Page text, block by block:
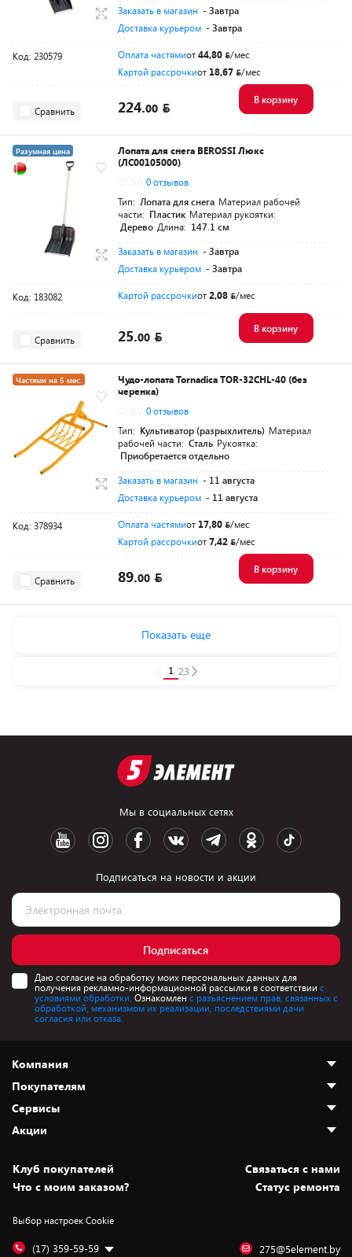
Заказать в магазин - Завтра
Доставка курьером - Завтра
Код: 230579 Оплата частямиот44,80
/мес
Картой рассрочкиот 18,67 /мес
Сравнить 224.00
В корзину
Разумная цена
Лопата для снега BEROSSI Люкс
(ЛС00105000)
0 отзывов
Тип: Лопата для снега Материал рабочей
части: Пластик Материал рукоятки:
Дерево Длина: 147.1 см
Заказать в магазин - Завтра
Доставка курьером - Завтра
Код: 183082 Картой рассрочкиот2,08 /мес
Сравнить 25.00
В корзину
Частями на 5 мес.
Чудо-лопата Tornadica TOR-32CHL-40 (без
черенка)
0 отзывов
Тип: Культиватор (разрыхлитель) Материал
рабочей части: Сталь Рукоятка:
Приобретается отдельно
Заказать в магазин - 11 августа
Доставка курьером - 11 августа
Код: 378934 Оплата частямиот 17,80
/мес
Картой рассрочкиот7,42 /мес
Сравнить 89.00
В корзину
Показать еще
1 23
Мы в социальных сетях
Подписаться на новости и акции
Подписаться
Даю согласие на обработку моих персональных данных для
получения рекламно-информационной рассылки в соответствии с
условиями обработки. Ознакомлен с разъяснением прав, связанных с
обработкой, механизмом их реализации, последствиями дачи
согласия или отказа.
Компания
О нас
Адреса магазинов
Новости
Статьи и обзоры
Вакансии
Дай пять добру!
Покупателям
Как сделать заказ
Оплата и доставка
Безналичный расчёт
Обмен и возврат товара
Обработка персональных данных
Подарочные карты
Сервисы
Установка техники
Для игровых консолей
Для мобильных устройств
Для компьютеров
Акции
Скидки и промокоды
Белорусские товары
Бонусы
Оплата частями
Клуб покупателей
Cвязаться с нами
Что с моим заказом?
Статус ремонта
Выбор настроек Cookie
(17) 359-59-59 275@5element.by